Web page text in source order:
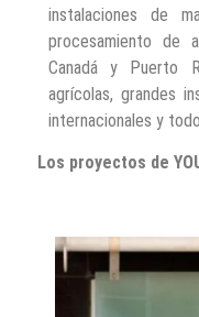
instalaciones de
procesamiento de
Canadá y Puerto
agrícolas, grandes
internacionales y
Los proyectos de